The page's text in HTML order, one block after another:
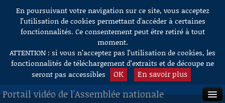
Aller au contenu
En poursuivant votre navigation sur ce site, vous acceptez
l’utilisation de cookies permettant d'accéder à certaines
fonctionnalités. Ce consentement peut être retiré à tout
moment.
ATTENTION : si vous n’acceptez pas l’utilisation de cookies, les
fonctionnalités de téléchargement d’extraits et de découpe ne
seront pas accessibles
OK En savoir plus
Portail vidéo de l'Assemblée nationale